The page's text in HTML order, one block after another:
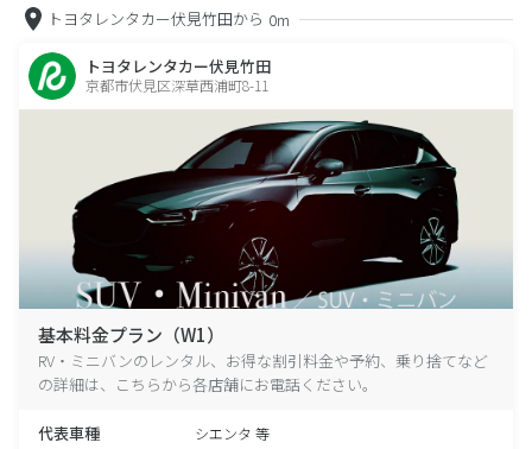
トヨタレンタカー伏見竹田から 0m
トヨタレンタカー伏見竹田
京都市伏見区深草西浦町8-11
基本料金プラン（W1）
RV・ミニバンのレンタル、お得な割引料金や予約、乗り捨てなど
の詳細は、こちらから各店舗にお電話ください。
代表車種 シエンタ 等